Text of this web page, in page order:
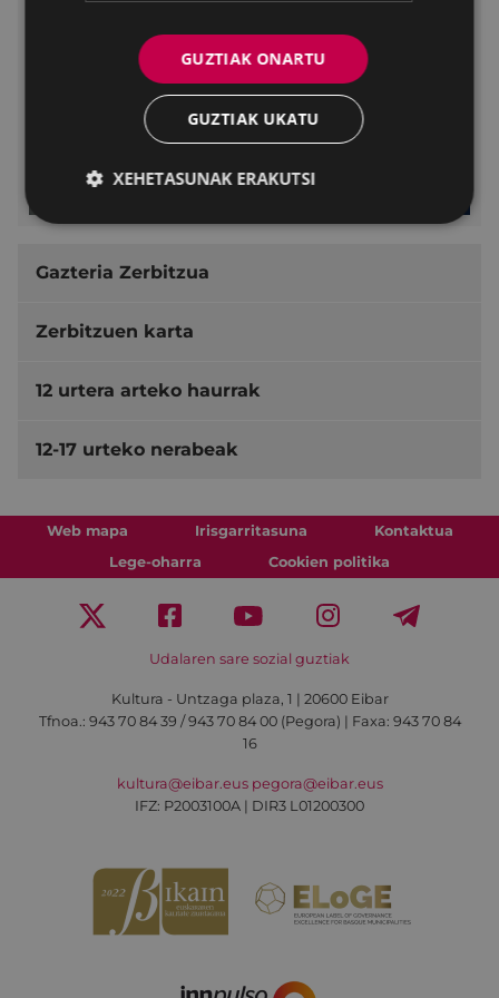
Gazteria Zerbitzua
Zerbitzuen karta
12 urtera arteko haurrak
12-17 urteko nerabeak
Web mapa Irisgarritasuna
Kontaktua
Lege-oharra
Cookien politika
Udalaren sare sozial guztiak
Kultura - Untzaga plaza, 1 | 20600 Eibar
Tfnoa.: 943 70 84 39 / 943 70 84 00 (Pegora) | Faxa: 943 70 84
16
kultura@eibar.eus pegora@eibar.eus
IFZ: P2003100A | DIR3 L01200300
GUZTIAK ONARTU
GUZTIAK UKATU
XEHETASUNAK ERAKUTSI